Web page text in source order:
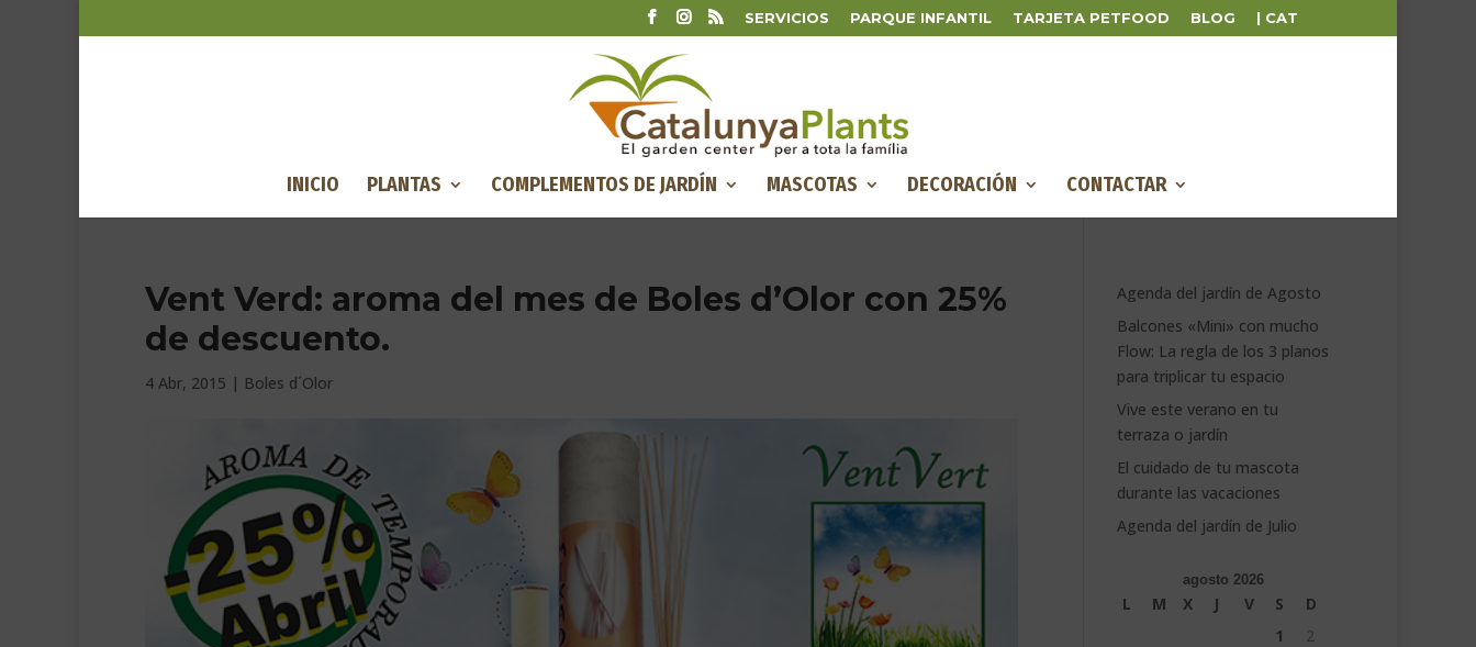
SERVICIOS PARQUE INFANTIL TARJETA PETFOOD BLOG | CAT
INICIO PLANTAS COMPLEMENTOS DE JARDÍN MASCOTAS DECORACIÓN CONTACTAR
Vent Verd: aroma del mes de Boles d’Olor con 25%
de descuento.
4 Abr, 2015 | Boles d´Olor
Agenda del jardín de Agosto
Balcones «Mini» con mucho
Flow: La regla de los 3 planos
para triplicar tu espacio
Vive este verano en tu
terraza o jardín
El cuidado de tu mascota
durante las vacaciones
Agenda del jardín de Julio
agosto 2026
L M X J V S
D
1
2